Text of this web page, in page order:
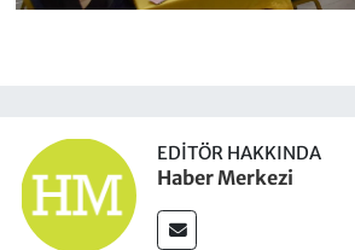
EDITÖR HAKKINDA
Haber Merkezi